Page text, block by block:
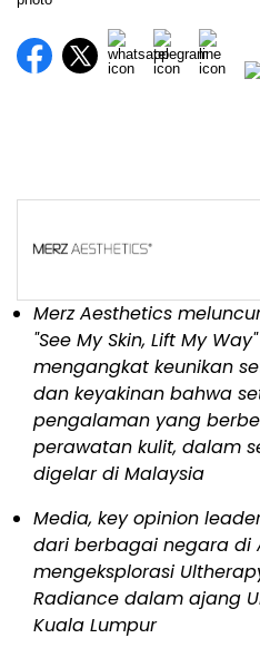
Merz Aesthetics
"See My Skin, Lift My
mengangkat keunikan
dan keyakinan bahwa
pengalaman yang
perawatan kulit, dalam
digelar di Malaysia
Media, key opinion
dari berbagai negara di
mengeksplorasi
Radiance dalam ajang
Kuala Lumpur